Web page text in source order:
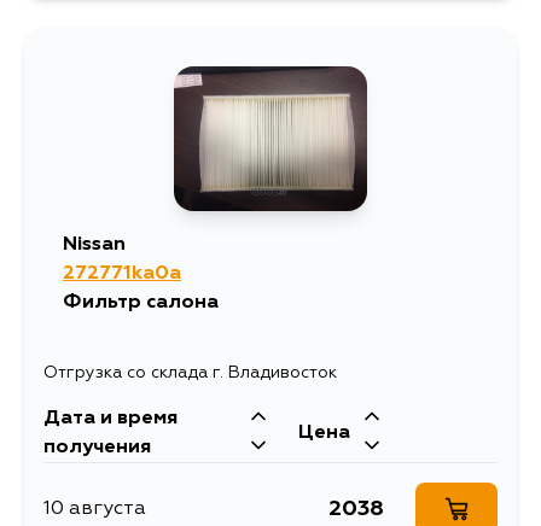
605
Nissan
272771ka0a
Фильтр салона
Отгрузка со склада г. Владивосток
Дата и время
получения
Цена
10 августа 2038